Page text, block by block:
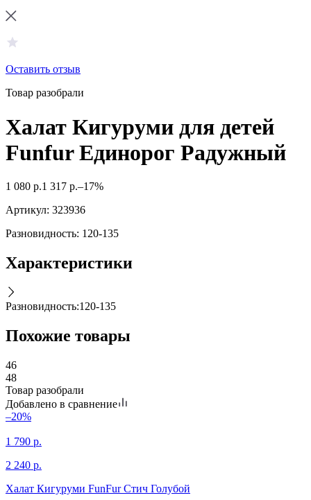
Оставить отзыв
Товар разобрали
Халат Кигуруми для детей
Funfur Единорог Радужный
1 080 р.1 317 р.–17%
Артикул: 323936
Разновидность: 120-135
Характеристики
Разновидность:120-135
Похожие товары
46
48
Товар разобрали
Добавлено в сравнение
–20%
1 790 р.
2 240 р.
Халат Кигуруми FunFur Стич Голубой